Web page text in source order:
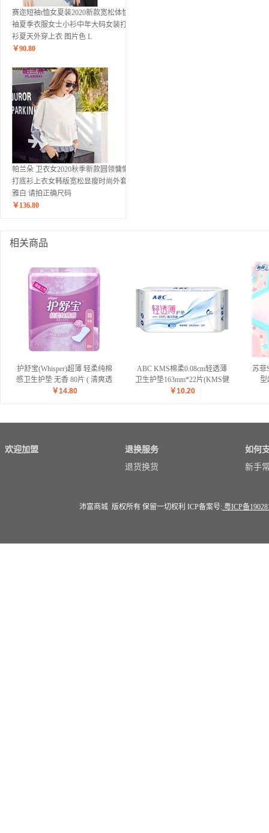
赛迩短袖t恤女夏装2020新款宽松体恤半
袖夏季衣服女士小衫中年大码女装打底
衫夏天外穿上衣 图片色 L
￥90.80
帕兰朵 卫衣女2020秋季新款圆领慵懒风
打底衫上衣女韩版宽松显瘦时尚外套 典
雅白 请拍正确尺码
￥ 136.80
相关商品
护舒宝(Whisper)超薄 轻柔纯棉
感卫生护垫 无香 80片 ( 清爽透
气)
￥14.80
ABC KMS棉柔0.08cm轻透薄
卫生护垫163mm*22片(KMS健
康配方) (干爽舒适 轻薄透气)
￥10.20
苏菲
型
欢迎加盟
退换服务
退货换货
如何
新手
沛富商城 版权所有 保留一切权利 ICP备案号: 粤ICP备